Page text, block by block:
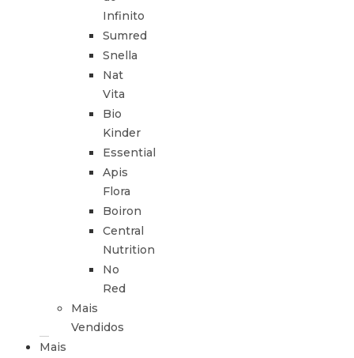
Infinito
Sumred
Snella
Nat
Vita
Bio
Kinder
Essential
Apis
Flora
Boiron
Central
Nutrition
No
Red
Mais
Vendidos
Mais